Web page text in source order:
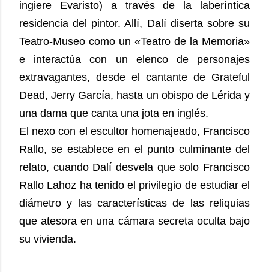
ingiere Evaristo) a través de la laberíntica
residencia del pintor. Allí, Dalí diserta sobre su
Teatro-Museo como un «Teatro de la Memoria»
e interactúa con un elenco de personajes
extravagantes, desde el cantante de Grateful
Dead, Jerry García, hasta un obispo de Lérida y
una dama que canta una jota en inglés.
El nexo con el escultor homenajeado, Francisco
Rallo, se establece en el punto culminante del
relato, cuando Dalí desvela que solo Francisco
Rallo Lahoz ha tenido el privilegio de estudiar el
diámetro y las características de las reliquias
que atesora en una cámara secreta oculta bajo
su vivienda.